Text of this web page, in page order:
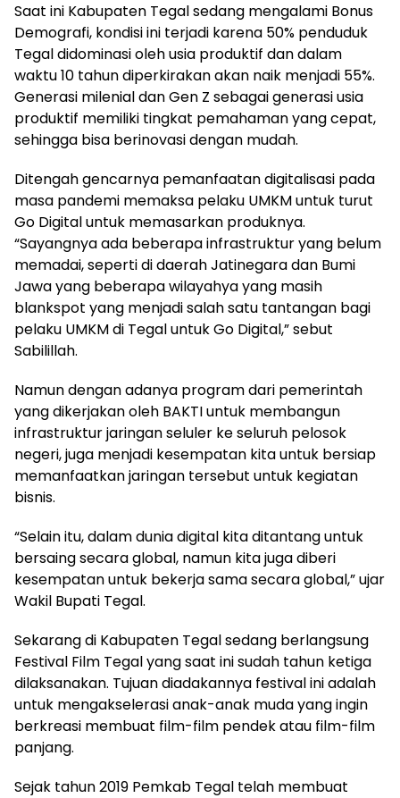
Saat ini Kabupaten Tegal sedang mengalami Bonus
Demografi, kondisi ini terjadi karena 50% penduduk
Tegal didominasi oleh usia produktif dan dalam
waktu 10 tahun diperkirakan akan naik menjadi 55%.
Generasi milenial dan Gen Z sebagai generasi usia
produktif memiliki tingkat pemahaman yang cepat,
sehingga bisa berinovasi dengan mudah.
Ditengah gencarnya pemanfaatan digitalisasi pada
masa pandemi memaksa pelaku UMKM untuk turut
Go Digital untuk memasarkan produknya.
“Sayangnya ada beberapa infrastruktur yang belum
memadai, seperti di daerah Jatinegara dan Bumi
Jawa yang beberapa wilayahya yang masih
blankspot yang menjadi salah satu tantangan bagi
pelaku UMKM di Tegal untuk Go Digital,” sebut
Sabilillah.
Namun dengan adanya program dari pemerintah
yang dikerjakan oleh BAKTI untuk membangun
infrastruktur jaringan seluler ke seluruh pelosok
negeri, juga menjadi kesempatan kita untuk bersiap
memanfaatkan jaringan tersebut untuk kegiatan
bisnis.
“Selain itu, dalam dunia digital kita ditantang untuk
bersaing secara global, namun kita juga diberi
kesempatan untuk bekerja sama secara global,” ujar
Wakil Bupati Tegal.
Sekarang di Kabupaten Tegal sedang berlangsung
Festival Film Tegal yang saat ini sudah tahun ketiga
dilaksanakan. Tujuan diadakannya festival ini adalah
untuk mengakselerasi anak-anak muda yang ingin
berkreasi membuat film-film pendek atau film-film
panjang.
Sejak tahun 2019 Pemkab Tegal telah membuat